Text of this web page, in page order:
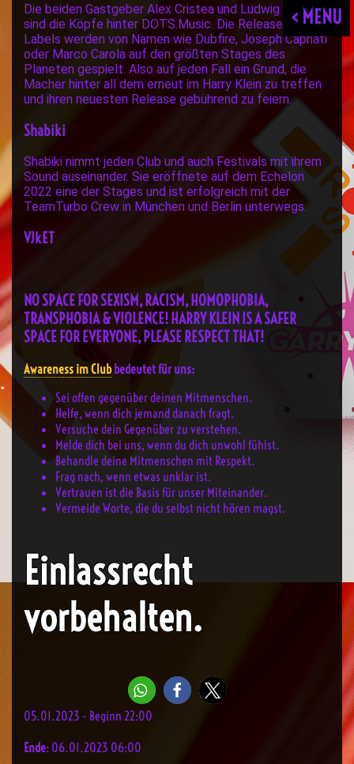
< MENU
Die beiden Gastgeber Alex Cristea und Ludwig Rausch
sind die Köpfe hinter DOTS.Music. Die Releases des
Labels werden von Namen wie Dubfire, Joseph Capriati
oder Marco Carola auf den größten Stages des
Planeten gespielt. Also auf jeden Fall ein Grund, die
Macher hinter all dem erneut im Harry Klein zu treffen
und ihren neuesten Release gebührend zu feiern.
Shabiki
Shabiki nimmt jeden Club und auch Festivals mit ihrem
Sound auseinander. Sie eröffnete auf dem Echelon
2022 eine der Stages und ist erfolgreich mit der
TeamTurbo Crew in München und Berlin unterwegs.
VJkET
NO SPACE FOR SEXISM, RACISM, HOMOPHOBIA,
TRANSPHOBIA & VIOLENCE! HARRY KLEIN IS A SAFER
SPACE FOR EVERYONE, PLEASE RESPECT THAT!
Awareness im Clubbedeutet für uns:
Sei offen gegenüber deinen Mitmenschen.
Helfe, wenn dich jemand danach fragt.
Versuche dein Gegenüber zu verstehen.
Melde dich bei uns, wenn du dich unwohl fühlst.
Behandle deine Mitmenschen mit Respekt.
Frag nach, wenn etwas unklar ist.
Vertrauen ist die Basis für unser Miteinander.
Vermeide Worte, die du selbst nicht hören magst.
Einlassrecht
vorbehalten.
05.01.2023 - Beginn 22:00
Ende: 06.01.2023 06:00